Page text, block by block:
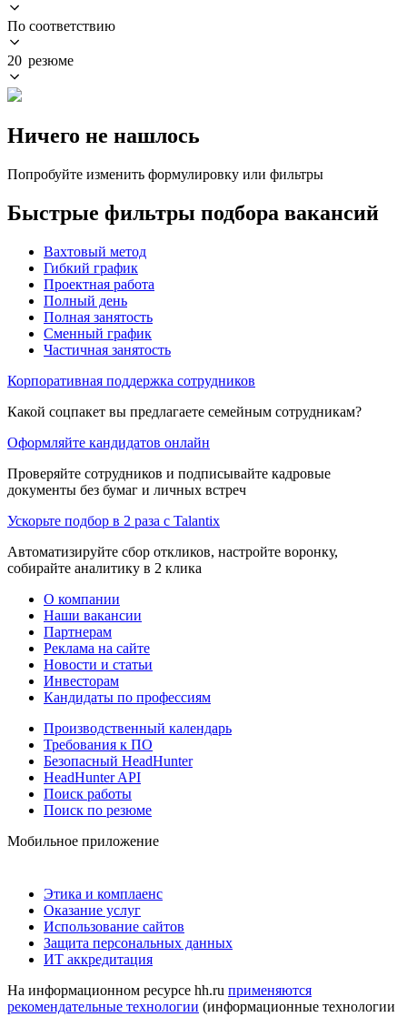
По соответствию
20 резюме
Ничего не нашлось
Попробуйте изменить формулировку или фильтры
Быстрые фильтры подбора вакансий
Вахтовый метод
Гибкий график
Проектная работа
Полный день
Полная занятость
Сменный график
Частичная занятость
Корпоративная поддержка сотрудников
Какой соцпакет вы предлагаете семейным сотрудникам?
Оформляйте кандидатов онлайн
Проверяйте сотрудников и подписывайте кадровые
документы без бумаг и личных встреч
Ускорьте подбор в 2 раза с Talantix
Автоматизируйте сбор откликов, настройте воронку,
собирайте аналитику в 2 клика
О компании
Наши вакансии
Партнерам
Реклама на сайте
Новости и статьи
Инвесторам
Кандидаты по профессиям
Производственный календарь
Требования к ПО
Безопасный HeadHunter
HeadHunter API
Поиск работы
Поиск по резюме
Мобильное приложение
Этика и комплаенс
Оказание услуг
Использование сайтов
Защита персональных данных
ИТ аккредитация
На информационном ресурсе hh.ru применяются
рекомендательные технологии (информационные технологии